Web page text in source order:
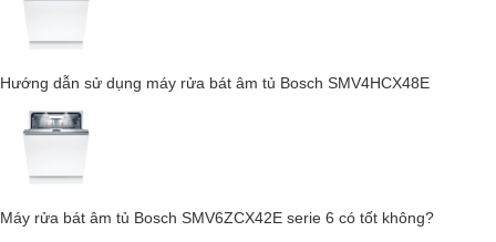
Ngăn kéo 3D MultiFlex giúp bạn sắp xếp bát đĩa, dao kéo và ly
tách một cách thông minh, tối ưu không gian để rửa sạch hơn, tiết
QuickPowerWash – Hiệu quả vượt trội
Hướng dẫn sử dụng máy rửa bát âm tủ Bosch SMV4HCX48E
Máy rửa bát âm tủ Bosch SMV6ZCX42E serie 6 có tốt không?